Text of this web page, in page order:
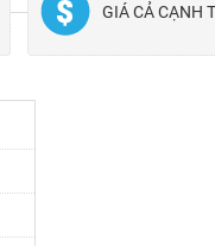
GIÁ CẢ CẠNH